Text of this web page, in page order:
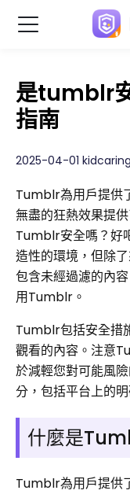
是tumblr
指南
2025-04-01 kidcaring
Tumblr為用戶提供
無盡的狂熱效果提
Tumblr安全嗎？好
造性的環境，但除
包含未經過濾的內
用Tumblr。
Tumblr包括安全措
觀看的內容。注意
於減輕您對可能風
分，包括平台上的
什麼是
Tumblr為用戶提供